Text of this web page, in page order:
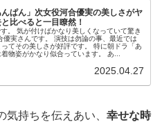
ぱん」次女役河合優実の美しさがヤ
比べると一目瞭然！
。 気が付けばかなり美しくなっていて驚き
優実さんです。 演技は勿論の事、最近では
てその美しさが好評です。 特に朝ドラ「あ
物姿がかなり似合っています。 あ...
2025.04.27
持ちを伝えあい、 幸せな時